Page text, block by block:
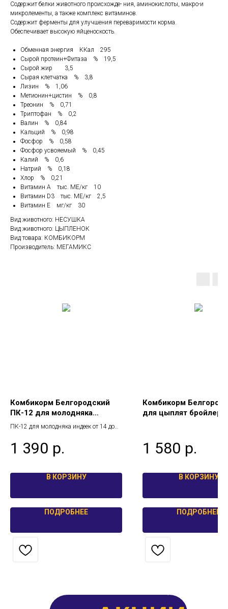
Содержит белки животного происхожде- ния, аминокислоты, макро-и
микролементы, а также комплекс витаминов.
Содержит ферменты для улучшения переваримости корма.
Обеспечивает высокую яйценоскость.
Обменная энергия ККал 295
Сырой протеин+Фитаза % 19,5
Сырой жир 3,5
Сырая клетчатка % 3,8
Лизин % 1,06
Метионин+цистин % 0,8
Треонин % 0,71
Триптофан % 0,2
Валин % 0,84
Кальций % 0,98
Фосфор % 0,58
Фосфор усвояемый % 0,45
Калий % 0,6
Натрий % 0,18
Хлор % 0,21
Витамин A тыс. МЕ/кг 10
Витамин D3 тыс. МЕ/кг 2,5
Витамин E мг/кг 30
Вид животного: НЕСУШКА
Вид животного: ЦЫПЛЕНОК
Вид товара: КОМБИКОРМ
Производитель: МЕГАМИКС
Комбикорм Белгородский
ПК-12 для молодняка
индеек от 14 до 17 недель
ПК-12 для молодняка индеек от 14 до
1 390 р.
В КОРЗИНУ
ПОДРОБНЕЕ
Комбикорм
для цыплят
1 580 р.
В КОРЗИНУ
ПОДРОБНЕЕ